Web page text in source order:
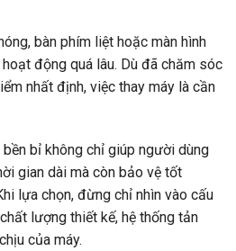
bàn phím liệt hoặc màn hình
động quá lâu. Dù đã chăm sóc
nhất định, việc thay máy là cần
bỉ không chỉ giúp người dùng
gian dài mà còn bảo vệ tốt
lựa chọn, đừng chỉ nhìn vào cấu
lượng thiết kế, hệ thống tản
của máy.